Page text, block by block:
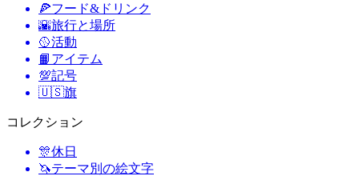
🍕フード&ドリンク
🌇旅行と場所
🥎活動
📙 アイテム
💯記号
🇺🇸旗
コレクション
🎊休日
🦄テーマ別の絵文字